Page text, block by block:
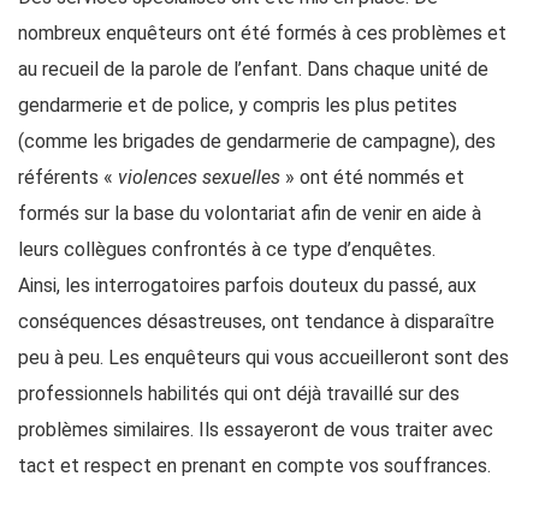
nombreux enquêteurs ont été formés à ces problèmes et
au recueil de la parole de l’enfant. Dans chaque unité de
gendarmerie et de police, y compris les plus petites
(comme les brigades de gendarmerie de campagne), des
référents « violences sexuelles » ont été nommés et
formés sur la base du volontariat afin de venir en aide à
leurs collègues confrontés à ce type d’enquêtes.
Ainsi, les interrogatoires parfois douteux du passé, aux
conséquences désastreuses, ont tendance à disparaître
peu à peu. Les enquêteurs qui vous accueilleront sont des
professionnels habilités qui ont déjà travaillé sur des
problèmes similaires. Ils essayeront de vous traiter avec
tact et respect en prenant en compte vos souffrances.